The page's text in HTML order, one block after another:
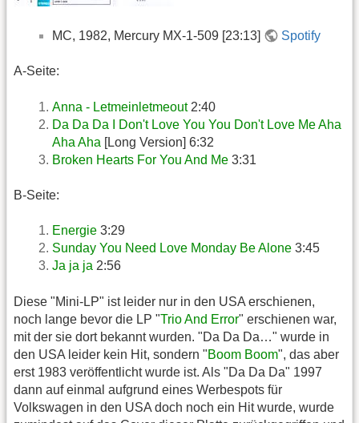
MC, 1982, Mercury MX-1-509 [23:13] Spotify
A-Seite:
Anna - Letmeinletmeout2:40
Da Da Da I Don't Love You You Don't Love Me Aha
Aha Aha [Long Version] 6:32
Broken Hearts For You And Me 3:31
B-Seite:
Energie 3:29
Sunday You Need Love Monday Be Alone 3:45
Ja ja ja 2:56
Diese "Mini-LP" ist leider nur in den USA erschienen,
noch lange bevor die LP "Trio And Error" erschienen war,
mit der sie dort bekannt wurden. "Da Da Da…" wurde in
den USA leider kein Hit, sondern "Boom Boom", das aber
erst 1983 veröffentlicht wurde ist. Als "Da Da Da" 1997
dann auf einmal aufgrund eines Werbespots für
Volkswagen in den USA doch noch ein Hit wurde, wurde